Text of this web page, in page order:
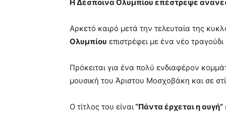
Η Δέσποινα Ολυμπίου επέστρεψε
Αρκετό καιρό μετά την τελευταία της
Ολυμπίου επιστρέφει με ένα νέο
Πρόκειται για ένα πολύ ενδιαφέρον
μουσική του Άριστου Μοσχοβάκη και σε
Ο τίτλος του είναι“Πάντα έρχεται η αυγή”